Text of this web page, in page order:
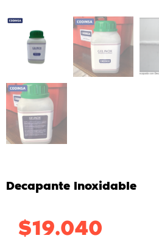
Decapante Inoxidable
$19.040